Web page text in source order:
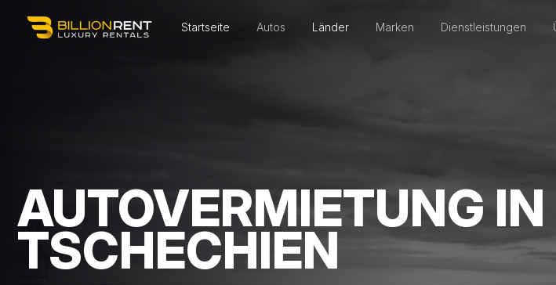
Startseite Autos Länder Marken Dienstleistungen
AUTOVERMIETUNG IN
TSCHECHIEN